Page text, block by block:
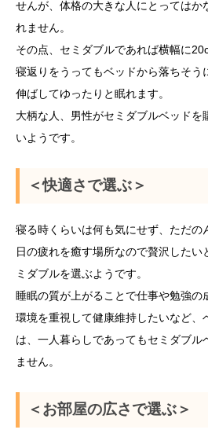
せんが、体格の大きな人にとってはか
れません。
その点、セミダブルであれば横幅に
寝返りをうってもベッドから落ちそう
伸ばしてゆったりと眠れます。
大柄な人、男性がセミダブルベッドを
いようです。
＜快適さで選ぶ＞
寝る時くらいは何も気にせず、ただの
日の疲れを癒す場所なので贅沢したい
ミダブルを選ぶようです。
睡眠の質が上がることで仕事や勉強の
環境を重視して健康維持したいなど、
は、一人暮らしであってもセミダブル
ません。
＜お部屋の広さで選ぶ＞